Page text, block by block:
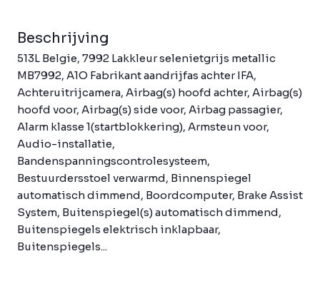
Beschrijving
513L Belgie, 7992 Lakkleur selenietgrijs metallic
MB7992, A1O Fabrikant aandrijfas achter IFA,
Achteruitrijcamera, Airbag(s) hoofd achter, Airbag(s)
hoofd voor, Airbag(s) side voor, Airbag passagier,
Alarm klasse 1(startblokkering), Armsteun voor,
Audio-installatie,
Bandenspanningscontrolesysteem,
Bestuurdersstoel verwarmd, Binnenspiegel
automatisch dimmend, Boordcomputer, Brake Assist
System, Buitenspiegel(s) automatisch dimmend,
Buitenspiegels elektrisch inklapbaar,
Buitenspiegels...